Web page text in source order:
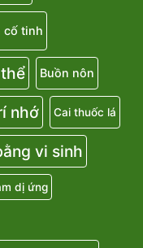
cố tinh
Buồn nôn
nhớ Cai thuốc lá
vi sinh
dị ứng